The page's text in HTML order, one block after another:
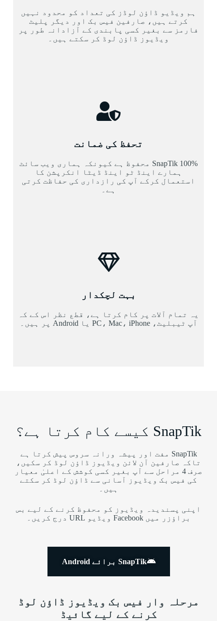
ہم ویڈیو ڈاؤن لوڈز کی تعداد کو محدود نہیں
کرتے ہیں، صارفین فیس بک اور دیگر پلیٹ
فارمز سے بغیر کسی پابندی کے آزادانہ طور پر
ویڈیوز ڈاؤن لوڈ کر سکتے ہیں۔
تحفظ کی ضمانت
SnapTik 100% محفوظ ہے کیونکہ ہماری ویب سائٹ
ہمارے اینڈ ٹو اینڈ ڈیٹا انکرپشن کا
استعمال کرکے آپ کی رازداری کی حفاظت کرتی
ہے۔
بہت لچکدار
یہ تمام آلات پر کام کرتا ہے، قطع نظر اس کے کہ
آپ ٹیبلیٹ، PC، Mac، iPhone یا Android پر ہیں۔
SnapTik کیسے کام کرتا ہے؟
SnapTik مفت اور پیشہ ورانہ سروس پیش کرتا ہے
تاکہ صارفین آن لائن ویڈیوز ڈاؤن لوڈ کر سکیں،
صرف 4 مراحل سے آپ بغیر کسی کوشش کے اعلیٰ معیار
کی فیس بک ویڈیوز آسانی سے ڈاؤن لوڈ کر سکتے
ہیں۔
اپنی پسندیدہ ویڈیوز کو محفوظ کرنے کے لیے بس
براؤزر میں Facebook ویڈیو URL درج کریں۔
SnapTik برائے Android
مرحلہ وار فیس بک ویڈیوز ڈاؤن لوڈ
کرنے کے لیے گائیڈ